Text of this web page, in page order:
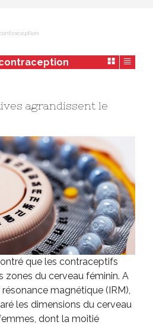
agrandissent le
que les contraceptifs
zones du cerveau féminin. A
résonance magnétique (IRM),
les dimensions du cerveau
dont la moitié